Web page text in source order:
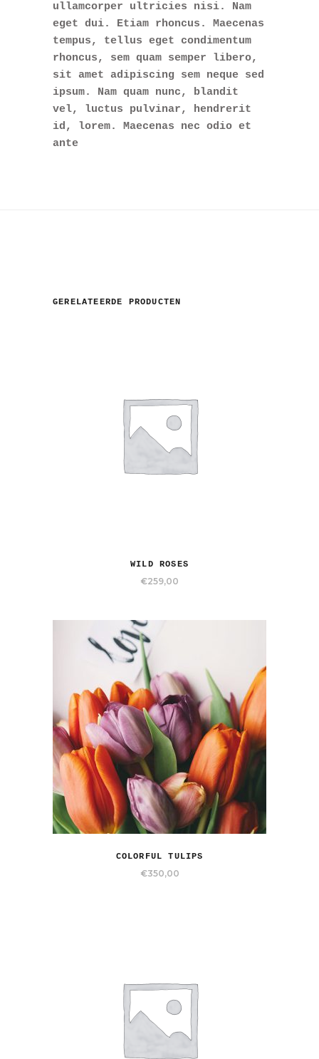
ullamcorper ultricies nisi. Nam
eget dui. Etiam rhoncus. Maecenas
tempus, tellus eget condimentum
rhoncus, sem quam semper libero,
sit amet adipiscing sem neque sed
ipsum. Nam quam nunc, blandit
vel, luctus pulvinar, hendrerit
id, lorem. Maecenas nec odio et
ante
GERELATEERDE PRODUCTEN
WILD ROSES
€259,00
COLORFUL TULIPS
€350,00